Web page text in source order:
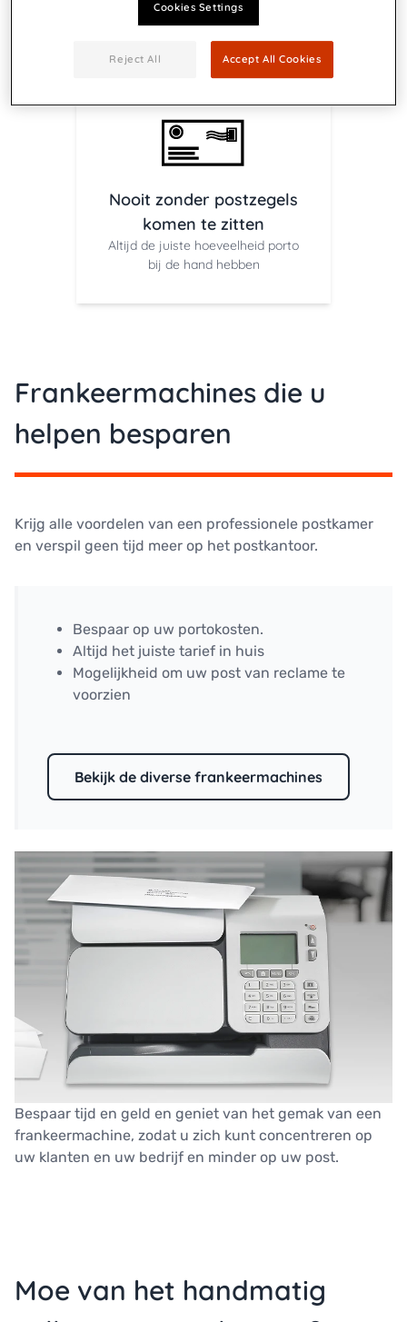
onze oplossingen.
Nooit zonder postzegels
komen te zitten
Altijd de juiste hoeveelheid porto
bij de hand hebben
Frankeermachines die u
helpen besparen
Krijg alle voordelen van een professionele postkamer
en verspil geen tijd meer op het postkantoor.
Bespaar op uw portokosten.
Altijd het juiste tarief in huis
Mogelijkheid om uw post van reclame te
voorzien
Bekijk de diverse frankeermachines
Bespaar tijd en geld en geniet van het gemak van een
frankeermachine, zodat u zich kunt concentreren op
uw klanten en uw bedrijf en minder op uw post.
Moe van het handmatig
Cookies Settings
Reject All Accept All Cookies